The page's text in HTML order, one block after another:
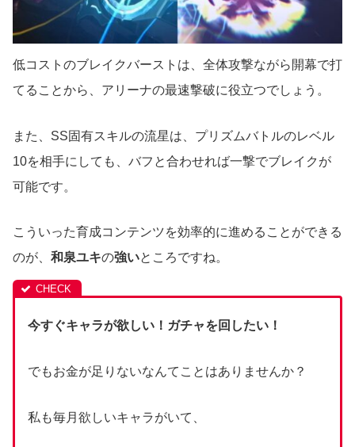
低コストのブレイクバーストは、全体攻撃ながら開幕で打
てることから、アリーナの最速撃破に役立つでしょう。
また、SS固有スキルの流星は、プリズムバトルのレベル
10を相手にしても、バフと合わせれば一撃でブレイクが
可能です。
こういった育成コンテンツを効率的に進めることができる
のが、 和泉ユキの強いところですね。
今すぐキャラが欲しい！ガチャを回したい！
でもお金が足りないなんてことはありませんか？
私も毎月欲しいキャラがいて、